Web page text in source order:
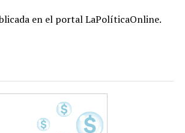
en el portal LaPolíticaOnline.